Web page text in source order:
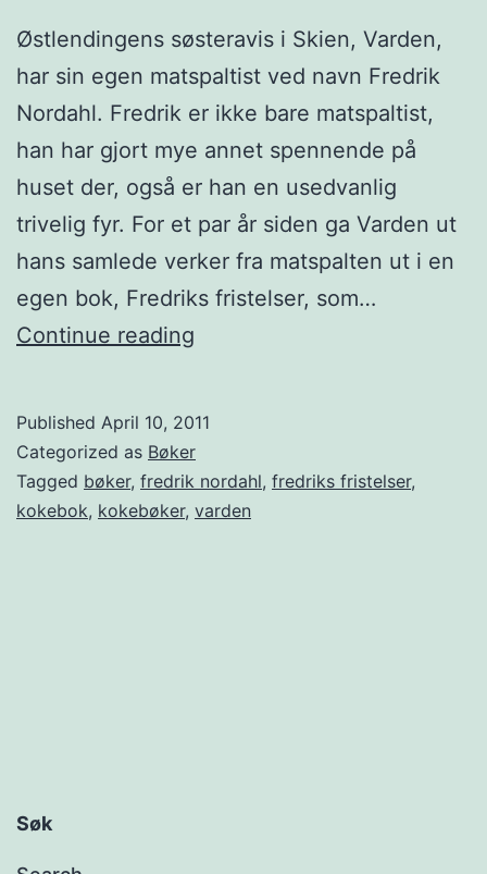
Østlendingens søsteravis i Skien, Varden,
har sin egen matspaltist ved navn Fredrik
Nordahl. Fredrik er ikke bare matspaltist,
han har gjort mye annet spennende på
huset der, også er han en usedvanlig
trivelig fyr. For et par år siden ga Varden ut
hans samlede verker fra matspalten ut i en
egen bok, Fredriks fristelser, som…
Continue reading
e
b
ø
Published April 10, 2011
Categorized as Bøker
Tagged bøker, fredrik nordahl, fredriks fristelser,
kokebok, kokebøker, varden
Søk